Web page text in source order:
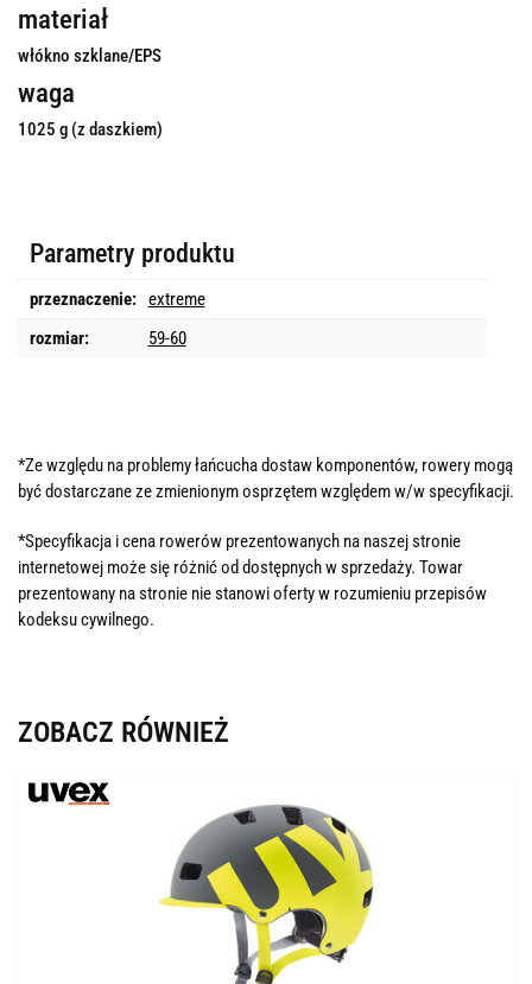
materiał
włókno szklane/EPS
waga
1025 g (z daszkiem)
Parametry produktu
przeznaczenie: extreme
rozmiar:
59-60
*Ze względu na problemy łańcucha dostaw komponentów, rowery mogą
być dostarczane ze zmienionym osprzętem względem w/w specyfikacji.
*Specyfikacja i cena rowerów prezentowanych na naszej stronie
internetowej może się różnić od dostępnych w sprzedaży. Towar
prezentowany na stronie nie stanowi oferty w rozumieniu przepisów
kodeksu cywilnego.
ZOBACZ RÓWNIEŻ